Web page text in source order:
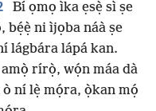
Bí ọmọ ìka ẹsẹ̀ sì ṣe
bẹ́ẹ̀ ni ìjọba náà ṣe
lágbára lápá kan.
rírọ̀, wọ́n máa dà
ò ní lẹ̀ mọ́ra, ọ̀kan mọ́